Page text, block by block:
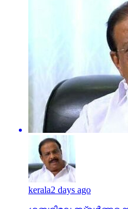
kerala2 days ago